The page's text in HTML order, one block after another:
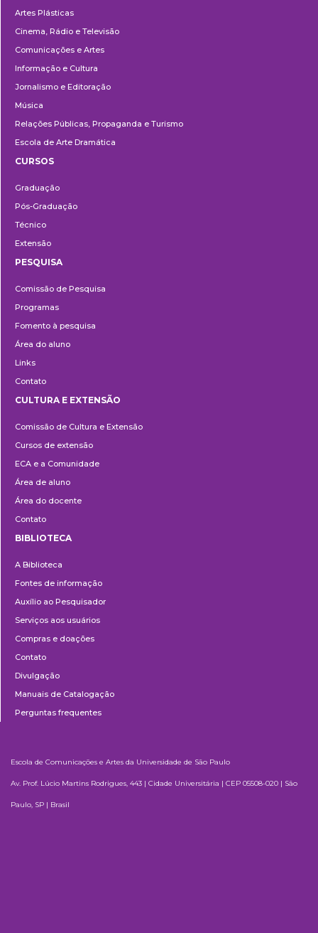
Artes Plásticas
Cinema, Rádio e Televisão
Comunicações e Artes
Informação e Cultura
Jornalismo e Editoração
Música
Relações Públicas, Propaganda e Turismo
Escola de Arte Dramática
CURSOS
Graduação
Pós-Graduação
Técnico
Extensão
PESQUISA
Comissão de Pesquisa
Programas
Fomento à pesquisa
Área do aluno
Links
Contato
e
Extensão
CULTURA E EXTENSÃO
Comissão de Cultura e Extensão
Cursos de extensão
ECA e a Comunidade
Área de aluno
Área do docente
Contato
BIBLIOTECA
A Biblioteca
Fontes de informação
Auxílio ao Pesquisador
Serviços aos usuários
Compras e doações
Contato
Divulgação
Manuais de Catalogação
Perguntas frequentes
Escola de Comunicações e Artes da Universidade de São Paulo
Av. Prof. Lúcio Martins Rodrigues, 443 | Cidade Universitária | CEP 05508-020 | São
Paulo, SP | Brasil